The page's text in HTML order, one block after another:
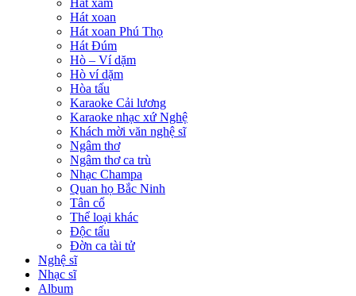
Hát xẩm
Hát xoan
Hát xoan Phú Thọ
Hát Đúm
Hò – Ví dặm
Hò ví dặm
Hòa tấu
Karaoke Cải lương
Karaoke nhạc xứ Nghệ
Khách mời văn nghệ sĩ
Ngâm thơ
Ngâm thơ ca trù
Nhạc Champa
Quan họ Bắc Ninh
Tân cổ
Thể loại khác
Độc tấu
Đờn ca tài tử
Nghệ sĩ
Nhạc sĩ
Album